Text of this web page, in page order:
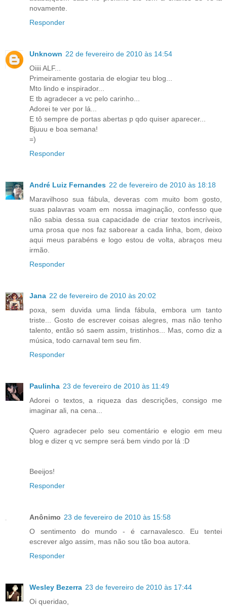
novamente.
Responder
Unknown 22 de fevereiro de 2010 às 14:54
Oiiii ALF...
Primeiramente gostaria de elogiar teu blog...
Mto lindo e inspirador...
E tb agradecer a vc pelo carinho...
Adorei te ver por lá...
E tô sempre de portas abertas p qdo quiser aparecer...
Bjuuu e boa semana!
=)
Responder
André Luiz Fernandes 22 de fevereiro de 2010 às 18:18
Maravilhoso sua fábula, deveras com muito bom gosto,
suas palavras voam em nossa imaginação, confesso que
não sabia dessa sua capacidade de criar textos incríveis,
uma prosa que nos faz saborear a cada linha, bom, deixo
aqui meus parabéns e logo estou de volta, abraços meu
irmão.
Responder
Jana 22 de fevereiro de 2010 às 20:02
poxa, sem duvida uma linda fábula, embora um tanto
triste... Gosto de escrever coisas alegres, mas não tenho
talento, então só saem assim, tristinhos... Mas, como diz a
música, todo carnaval tem seu fim.
Responder
Paulinha 23 de fevereiro de 2010 às 11:49
Adorei o textos, a riqueza das descrições, consigo me
imaginar ali, na cena...
Quero agradecer pelo seu comentário e elogio em meu
blog e dizer q vc sempre será bem vindo por lá :D
Beeijos!
Responder
Anônimo 23 de fevereiro de 2010 às 15:58
O sentimento do mundo - é carnavalesco. Eu tentei
escrever algo assim, mas não sou tão boa autora.
Responder
Wesley Bezerra 23 de fevereiro de 2010 às 17:44
Oi queridao,